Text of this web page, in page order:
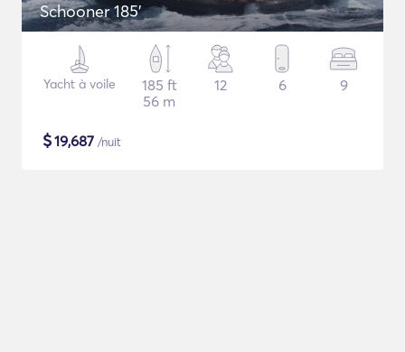
Schooner 185'
Yacht à voile
185 ft
56 m
12 6 9
$19,687 /nuit